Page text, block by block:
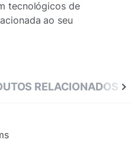
tecnológicos de
ao seu
RELACIONADOS